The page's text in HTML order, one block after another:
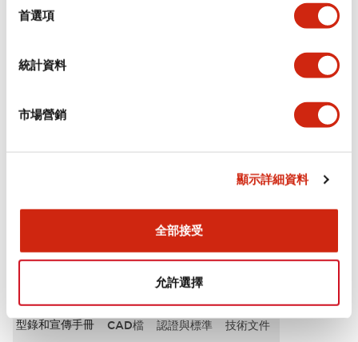
首選項
統計資料
市場營銷
顯示詳細資料
全部接受
允許選擇
文件和檔案
型錄和宣傳手冊 CAD檔 認證與標準 技術文件